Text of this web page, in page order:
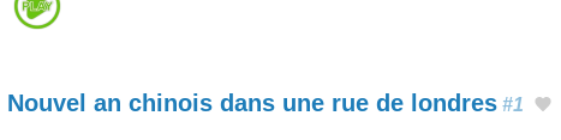
Nouvel an chinois dans une rue de londres #1